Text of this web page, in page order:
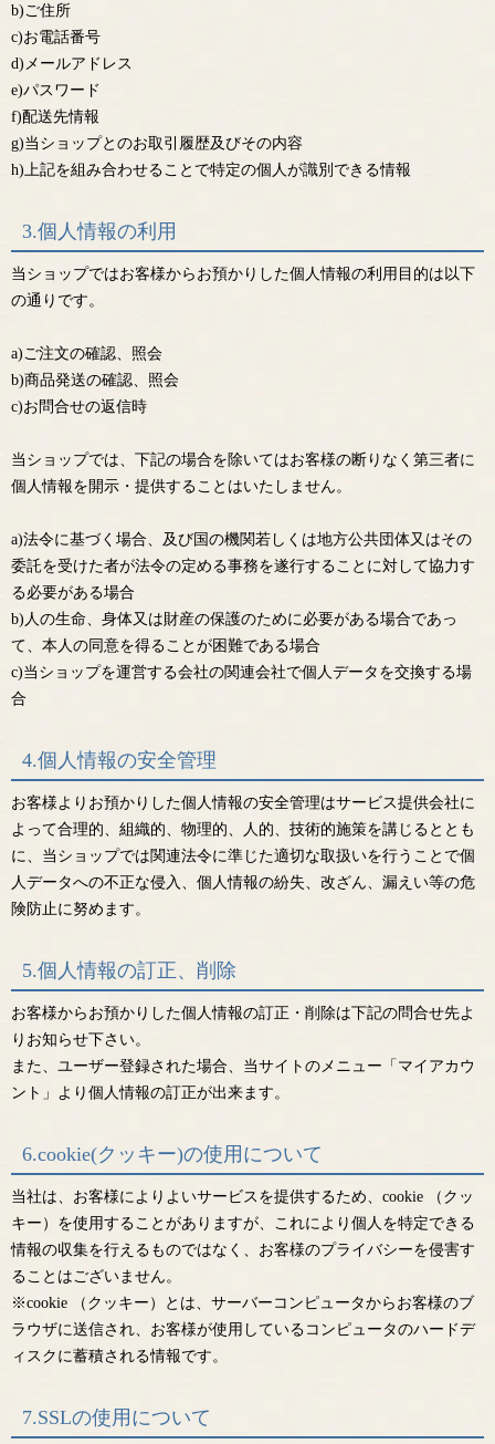
b)ご住所
c)お電話番号
d)メールアドレス
e)パスワード
f)配送先情報
g)当ショップとのお取引履歴及びその内容
h)上記を組み合わせることで特定の個人が識別できる情報
3.個人情報の利用
当ショップではお客様からお預かりした個人情報の利用目的は以下
の通りです。
a)ご注文の確認、照会
b)商品発送の確認、照会
c)お問合せの返信時
当ショップでは、下記の場合を除いてはお客様の断りなく第三者に
個人情報を開示・提供することはいたしません。
a)法令に基づく場合、及び国の機関若しくは地方公共団体又はその
委託を受けた者が法令の定める事務を遂行することに対して協力す
る必要がある場合
b)人の生命、身体又は財産の保護のために必要がある場合であっ
て、本人の同意を得ることが困難である場合
c)当ショップを運営する会社の関連会社で個人データを交換する場
合
4.個人情報の安全管理
お客様よりお預かりした個人情報の安全管理はサービス提供会社に
よって合理的、組織的、物理的、人的、技術的施策を講じるととも
に、当ショップでは関連法令に準じた適切な取扱いを行うことで個
人データへの不正な侵入、個人情報の紛失、改ざん、漏えい等の危
険防止に努めます。
5.個人情報の訂正、削除
お客様からお預かりした個人情報の訂正・削除は下記の問合せ先よ
りお知らせ下さい。
また、ユーザー登録された場合、当サイトのメニュー「マイアカウ
ント」より個人情報の訂正が出来ます。
6.cookie(クッキー)の使用について
当社は、お客様によりよいサービスを提供するため、cookie （クッ
キー）を使用することがありますが、これにより個人を特定できる
情報の収集を行えるものではなく、お客様のプライバシーを侵害す
ることはございません。
※cookie （クッキー）とは、サーバーコンピュータからお客様のブ
ラウザに送信され、お客様が使用しているコンピュータのハードデ
ィスクに蓄積される情報です。
7.SSLの使用について